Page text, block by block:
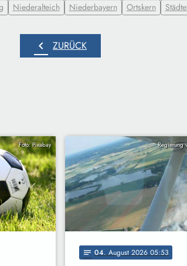
Niederalteich Niederbayern Ortskern
chevron_left ZURÜCK
Foto: Pixabay Regierung
notes 04. August 2026 05:53